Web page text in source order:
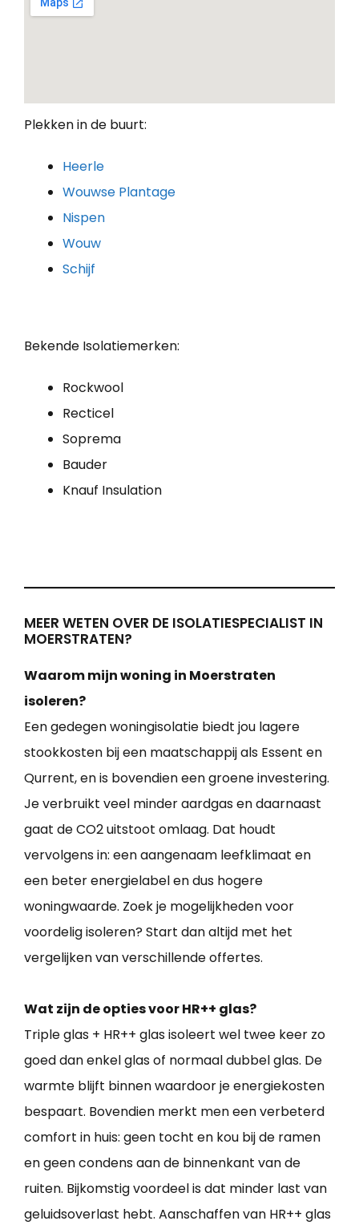
Plekken in de buurt:
Heerle
Wouwse Plantage
Nispen
Wouw
Schijf
Bekende Isolatiemerken:
Rockwool
Recticel
Soprema
Bauder
Knauf Insulation
MEER WETEN OVER DE ISOLATIESPECIALIST IN
MOERSTRATEN?
Waarom mijn woning in Moerstraten
isoleren?
Een gedegen woningisolatie biedt jou lagere
stookkosten bij een maatschappij als Essent en
Qurrent, en is bovendien een groene investering.
Je verbruikt veel minder aardgas en daarnaast
gaat de CO2 uitstoot omlaag. Dat houdt
vervolgens in: een aangenaam leefklimaat en
een beter energielabel en dus hogere
woningwaarde. Zoek je mogelijkheden voor
voordelig isoleren? Start dan altijd met het
vergelijken van verschillende offertes.
Wat zijn de opties voor HR++ glas?
Triple glas + HR++ glas isoleert wel twee keer zo
goed dan enkel glas of normaal dubbel glas. De
warmte blijft binnen waardoor je energiekosten
bespaart. Bovendien merkt men een verbeterd
comfort in huis: geen tocht en kou bij de ramen
en geen condens aan de binnenkant van de
ruiten. Bijkomstig voordeel is dat minder last van
geluidsoverlast hebt. Aanschaffen van HR++ glas